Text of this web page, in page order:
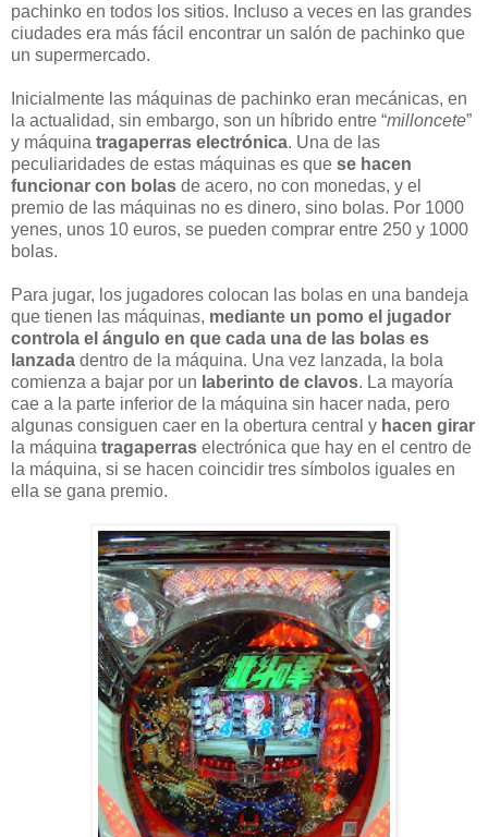
pachinko en todos los sitios. Incluso a veces en las grandes
ciudades era más fácil encontrar un salón de pachinko que
un supermercado.
Inicialmente las máquinas de pachinko eran mecánicas, en
la actualidad, sin embargo, son un híbrido entre “milloncete”
y máquina tragaperras electrónica. Una de las
peculiaridades de estas máquinas es que se hacen
funcionar con bolas de acero, no con monedas, y el
premio de las máquinas no es dinero, sino bolas. Por 1000
yenes, unos 10 euros, se pueden comprar entre 250 y 1000
bolas.
Para jugar, los jugadores colocan las bolas en una bandeja
que tienen las máquinas, mediante un pomo el jugador
controla el ángulo en que cada una de las bolas es
lanzada dentro de la máquina. Una vez lanzada, la bola
comienza a bajar por un laberinto de clavos. La mayoría
cae a la parte inferior de la máquina sin hacer nada, pero
algunas consiguen caer en la obertura central y hacen girar
la máquina tragaperras electrónica que hay en el centro de
la máquina, si se hacen coincidir tres símbolos iguales en
ella se gana premio.